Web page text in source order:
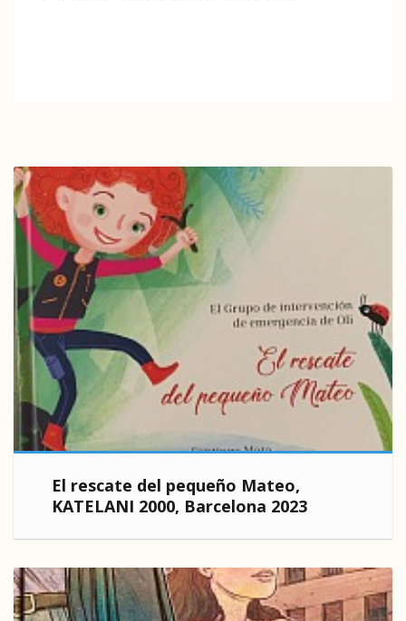
El rescate del pequeño Mateo,
KATELANI 2000, Barcelona 2023